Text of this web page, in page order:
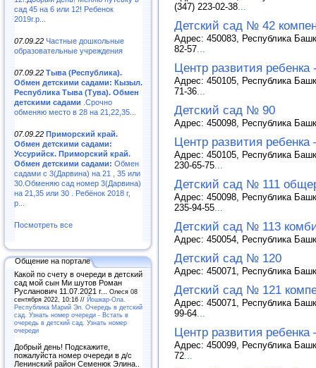
сад 45 на 6 или 12! Ребенок
2019г.р...
07.09.22 Частные дошкольные
образовательные учреждения
07.09.22 Тыва (Республика).
Обмен детскими садами: Кызыл.
Республика Тыва (Тува). Обмен
детскими садами .Срочно
обменяю место в 28 на 21,22,35...
07.09.22 Приморский край.
Обмен детскими садами:
Уссурийск. Приморский край.
Обмен детскими садами: Обмен
садами с 3(Дарвина) на 21 , 35 или
30.Обменяю сад номер 3(Дарвина)
на 21,35 или 30 . Ребёнок 2018 г,
р...
Посмотреть все
Общение на портале
Какой по счету в очереди в детский
сад мой сын Ми шутов Роман
Русланович 11.07.2021 г... Олеся 08
сентября 2022, 10:16 // Йошкар-Ола.
Республика Марий Эл. Очередь в детский
сад. Узнать номер очереди - Встать в
очередь в детский сад. Узнать номер
очереди
Добрый день! Подскажите,
пожалуйста номер очереди в д/с
Ленинский район Семенюк Элина..
(347) 223-02-38
Детский сад № 42
Адрес: 450083, Республика
82-57
Центр развития
Адрес: 450105, Республика
71-36
Детский сад № 90
Адрес: 450098, Республика
Центр развития
Адрес: 450105, Республика
230-65-75
Детский сад № 111
Адрес: 450098, Республика
235-94-55
Детский сад № 113
Адрес: 450054, Республика
Детский сад № 120
Адрес: 450071, Республика
Детский сад № 121
Адрес: 450071, Республика
99-64
Центр развития
Адрес: 450099, Республика
72